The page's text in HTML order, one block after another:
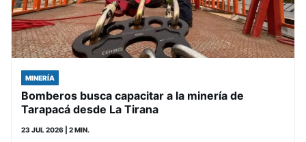
MINERÍA
Bomberos busca capacitar a la minería de
Tarapacá desde La Tirana
23 JUL 2026 | 2 MIN.